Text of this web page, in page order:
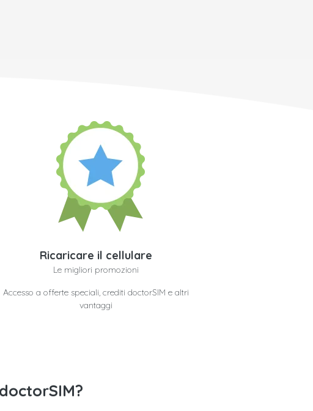
Ricaricare il cellulare
Le migliori promozioni
Accesso a offerte speciali, crediti doctorSIM e altri
vantaggi